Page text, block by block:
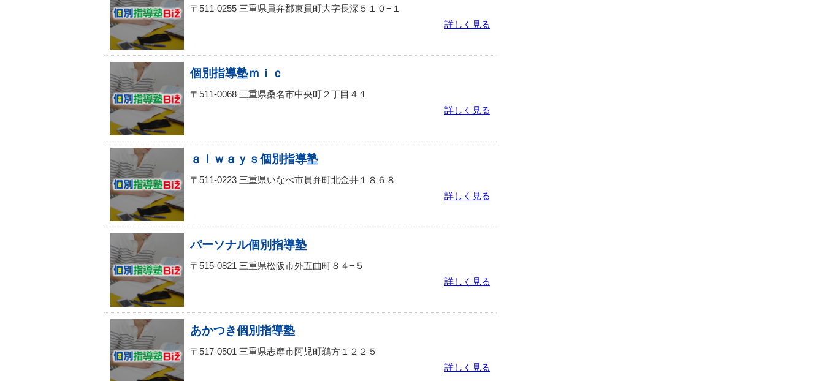
〒511-0255 三重県員弁郡東員町大字長深５１０−１
詳しく見る
個別指導塾ｍｉｃ
〒511-0068 三重県桑名市中央町２丁目４１
詳しく見る
ａｌｗａｙｓ個別指導塾
〒511-0223 三重県いなべ市員弁町北金井１８６８
詳しく見る
パーソナル個別指導塾
〒515-0821 三重県松阪市外五曲町８４−５
詳しく見る
あかつき個別指導塾
〒517-0501 三重県志摩市阿児町鵜方１２２５
詳しく見る